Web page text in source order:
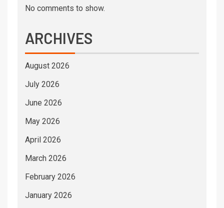
No comments to show.
ARCHIVES
August 2026
July 2026
June 2026
May 2026
April 2026
March 2026
February 2026
January 2026